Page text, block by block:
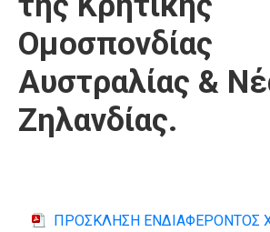
Ομοσπονδίας
Αυστραλίας &
Ζηλανδίας.
ΠΡΟΣΚΛΗΣΗ ΕΝΔΙΑΦΕΡΟΝΤΟΣ